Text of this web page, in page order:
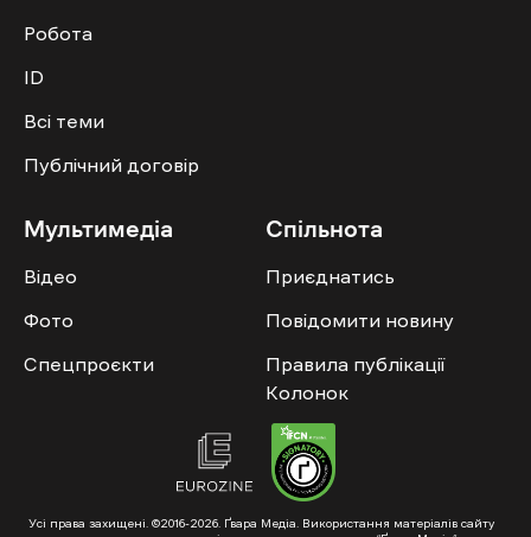
Робота
ID
Всі теми
Публічний договір
Мультимедіа
Відео
Фото
Спецпроєкти
Спільнота
Приєднатись
Повідомити новину
Правила публікації
Колонок
Усі права захищені. ©2016-2026. Ґвара Медіа. Використання матеріалів сайту